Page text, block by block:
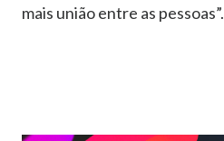
mais união entre as pessoas”.